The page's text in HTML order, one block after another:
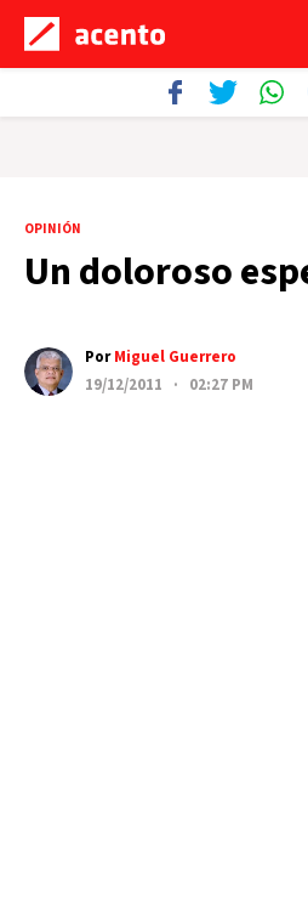
OPINIÓN
Un doloroso
PorMiguel Guerrero
19/12/2011 · 02:27 PM